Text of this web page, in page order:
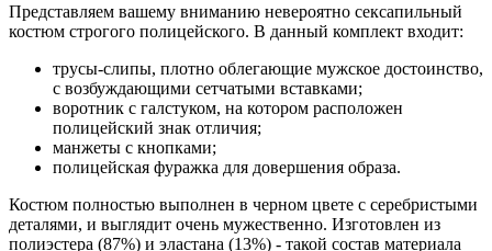
Представляем вашему вниманию невероятно сексапильный
костюм строгого полицейского. В данный комплект входит:
трусы-слипы, плотно облегающие мужское достоинство,
с возбуждающими сетчатыми вставками;
воротник с галстуком, на котором расположен
полицейский знак отличия;
манжеты с кнопками;
полицейская фуражка для довершения образа.
Костюм полностью выполнен в черном цвете с серебристыми
деталями, и выглядит очень мужественно. Изготовлен из
полиэстера (87%) и эластана (13%) - такой состав материала